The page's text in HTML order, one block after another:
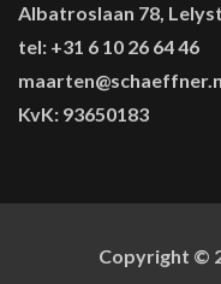
Albatroslaan 78,
tel: +31 6 10 26 64 46
KvK: 93650183
Copyright ©